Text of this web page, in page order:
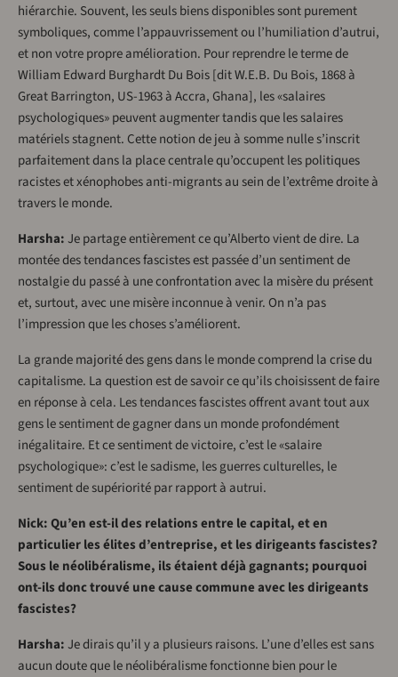
hiérarchie. Souvent, les seuls biens disponibles sont purement
symboliques, comme l’appauvrissement ou l’humiliation d’autrui,
et non votre propre amélioration. Pour reprendre le terme de
William Edward Burghardt Du Bois [dit W.E.B. Du Bois, 1868 à
Great Barrington, US-1963 à Accra, Ghana], les «salaires
psychologiques» peuvent augmenter tandis que les salaires
matériels stagnent. Cette notion de jeu à somme nulle s’inscrit
parfaitement dans la place centrale qu’occupent les politiques
racistes et xénophobes anti-migrants au sein de l’extrême droite à
travers le monde.
Harsha:Je partage entièrement ce qu’Alberto vient de dire. La
montée des tendances fascistes est passée d’un sentiment de
nostalgie du passé à une confrontation avec la misère du présent
et, surtout, avec une misère inconnue à venir. On n’a pas
l’impression que les choses s’améliorent.
La grande majorité des gens dans le monde comprend la crise du
capitalisme. La question est de savoir ce qu’ils choisissent de faire
en réponse à cela. Les tendances fascistes offrent avant tout aux
gens le sentiment de gagner dans un monde profondément
inégalitaire. Et ce sentiment de victoire, c’est le «salaire
psychologique»: c’est le sadisme, les guerres culturelles, le
sentiment de supériorité par rapport à autrui.
Nick: Qu’en est-il des relations entre le capital, et en
particulier les élites d’entreprise, et les dirigeants fascistes?
Sous le néolibéralisme, ils étaient déjà gagnants; pourquoi
ont-ils donc trouvé une cause commune avec les dirigeants
fascistes?
Harsha:Je dirais qu’il y a plusieurs raisons. L’une d’elles est sans
aucun doute que le néolibéralisme fonctionne bien pour le